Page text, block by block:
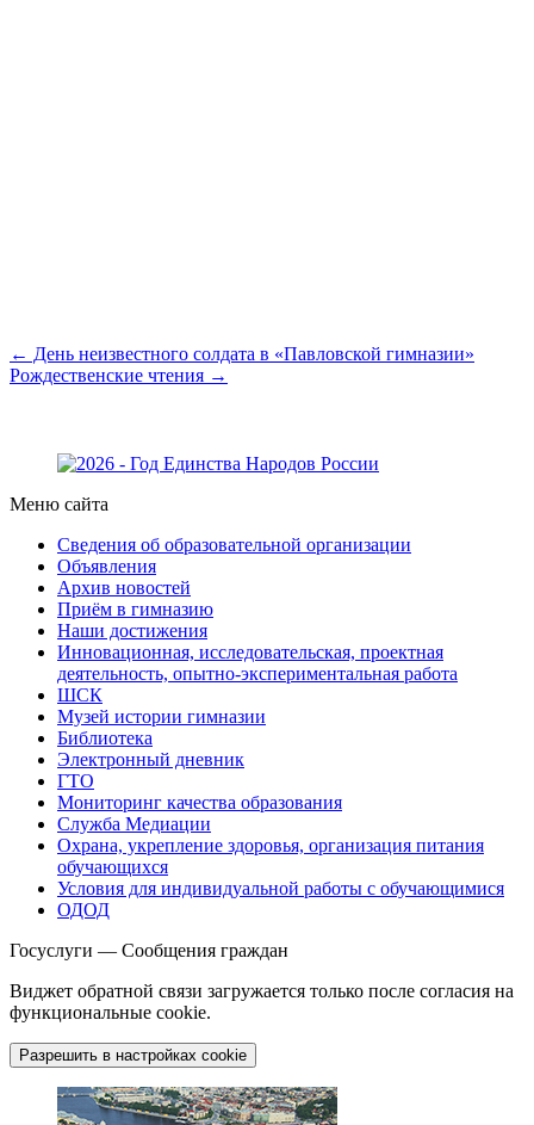
← День неизвестного солдата в «Павловской гимназии»
Рождественские чтения →
Меню сайта
Сведения об образовательной организации
Объявления
Архив новостей
Приём в гимназию
Наши достижения
Инновационная, исследовательская, проектная
деятельность, опытно-экспериментальная работа
ШСК
Музей истории гимназии
Библиотека
Электронный дневник
ГТО
Мониторинг качества образования
Служба Медиации
Охрана, укрепление здоровья, организация питания
обучающихся
Условия для индивидуальной работы с обучающимися
ОДОД
Госуслуги — Сообщения граждан
Виджет обратной связи загружается только после согласия на
функциональные cookie.
Разрешить в настройках cookie